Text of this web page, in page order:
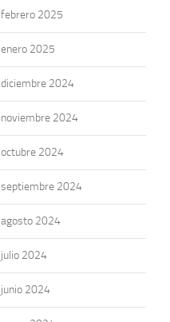
febrero 2025
enero 2025
diciembre 2024
noviembre 2024
octubre 2024
septiembre 2024
agosto 2024
julio 2024
junio 2024